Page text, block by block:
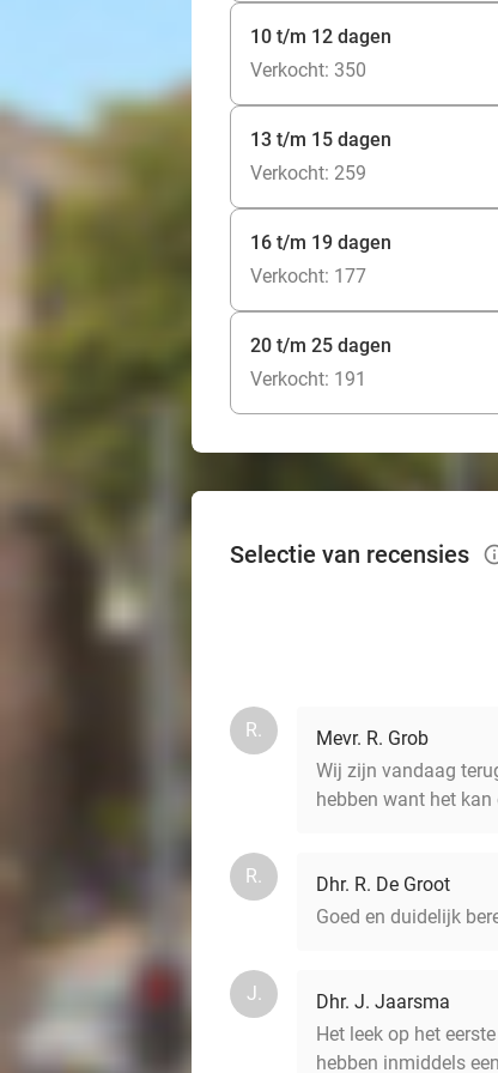
10 t/m 12 dagen
Verkocht: 350
13 t/m 15 dagen
Verkocht: 259
16 t/m 19 dagen
Verkocht: 177
20 t/m 25 dagen
Verkocht: 191
Selectie van recensies
R.
Mevr. R. Grob
Wij zijn vandaag
hebben want het
R.
Dhr. R. De Groot
Goed en duidelijk
J.
Dhr. J. Jaarsma
Het leek op het
hebben inmiddels